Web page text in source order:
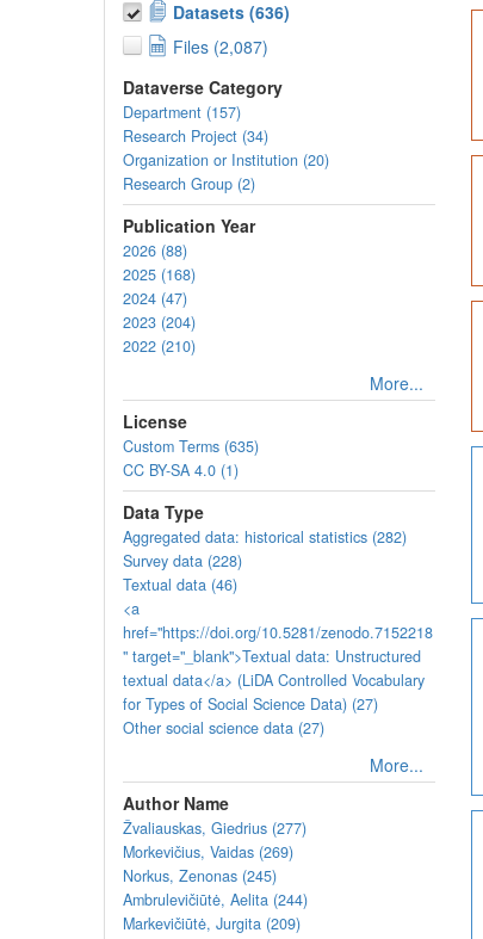
Datasets (636)
Files (2,087)
Dataverse Category
Department (157)
Research Project (34)
Organization or Institution (20)
Research Group (2)
Publication Year
2026 (88)
2025 (168)
2024 (47)
2023 (204)
2022 (210)
More...
License
Custom Terms (635)
CC BY-SA 4.0 (1)
Data Type
Aggregated data: historical statistics (282)
Survey data (228)
Textual data (46)
<a
href="https://doi.org/10.5281/zenodo.7152218
" target="_blank">Textual data: Unstructured
textual data</a> (LiDA Controlled Vocabulary
for Types of Social Science Data) (27)
Other social science data (27)
More...
Author Name
Žvaliauskas, Giedrius (277)
Morkevičius, Vaidas (269)
Norkus, Zenonas (245)
Ambrulevičiūtė, Aelita (244)
Markevičiūtė, Jurgita (209)